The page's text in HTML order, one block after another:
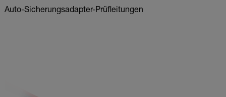
Auto-Sicherungsadapter-Prüfleitungen